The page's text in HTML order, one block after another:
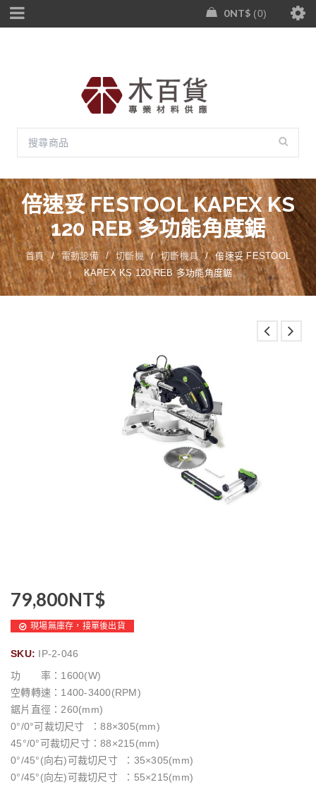
0NT$ 0
倍速妥 FESTOOL KAPEX KS
120 REB 多功能角度鋸
首頁 / 電動設備 / 切斷機 / 切斷機具 /
倍速妥 FESTOOL
KAPEX KS 120 REB 多功能角度鋸
79,800NT$
現場無庫存，接單後出貨
SKU: IP-2-046
功 率：1600(W)
空轉轉速：1400-3400(RPM)
鋸片直徑：260(mm)
0°/0°可裁切尺寸 ：88×305(mm)
45°/0°可裁切尺寸：88×215(mm)
0°/45°(向右)可裁切尺寸 ：35×305(mm)
0°/45°(向左)可裁切尺寸 ：55×215(mm)